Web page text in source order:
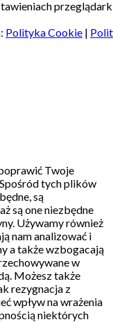
Polityka Cookie |
Twoje
Spośród tych plików
są
są one niezbędne
Używamy również
nam analizować i
a także wzbogacają
w
Możesz także
rezygnacja z
wpływ na wrażenia
niektórych